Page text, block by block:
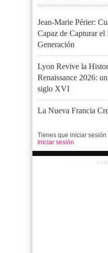
Jean-Marie Périer:
Capaz de Capturar el
Generación
Lyon Revive la
Renaissance 2026:
siglo XVI
La Nueva Francia
Tienes que iniciar
Iniciar sesión